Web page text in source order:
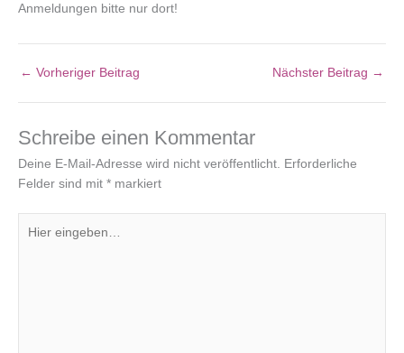
Anmeldungen bitte nur dort!
← Vorheriger Beitrag Nächster Beitrag →
Schreibe einen Kommentar
Deine E-Mail-Adresse wird nicht veröffentlicht. Erforderliche
Felder sind mit * markiert
eingeben…